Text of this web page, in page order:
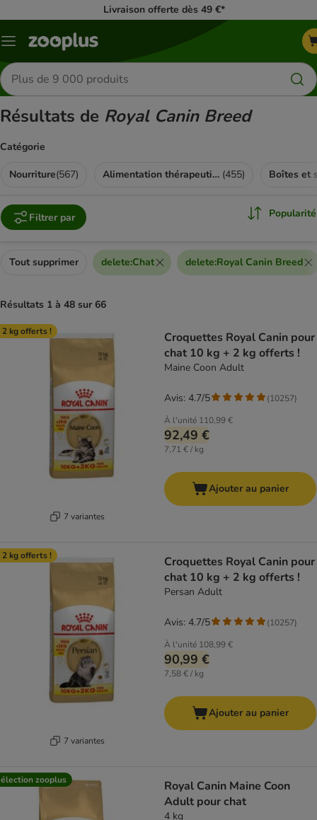
Livraison offerte dès 49 €*
Menu
Rechercher
des
produits
Résultats de Royal Canin Breed
Catégorie
Nourriture(567) Alimentation thérapeutique (455) Boîtes et
Filtrer par Popularité
Tout supprimer delete:Chat delete:Royal Canin Breed
Résultats 1 à 48 sur 66
product items have been changed
2 kg offerts !
7 variantes
Croquettes Royal Canin pour
chat 10 kg + 2 kg offerts !
Maine Coon Adult
À l'unité 110,99 €
92,49 €
7,71 € / kg
Avis: 4.7/5 (10257)
Ajouter au panier
2 kg offerts !
7 variantes
Croquettes Royal Canin pour
chat 10 kg + 2 kg offerts !
Persan Adult
À l'unité 108,99 €
90,99 €
7,58 € / kg
Avis: 4.7/5 (10257)
Ajouter au panier
zooplus
Royal Canin Maine Coon
Adult pour chat
4 kg